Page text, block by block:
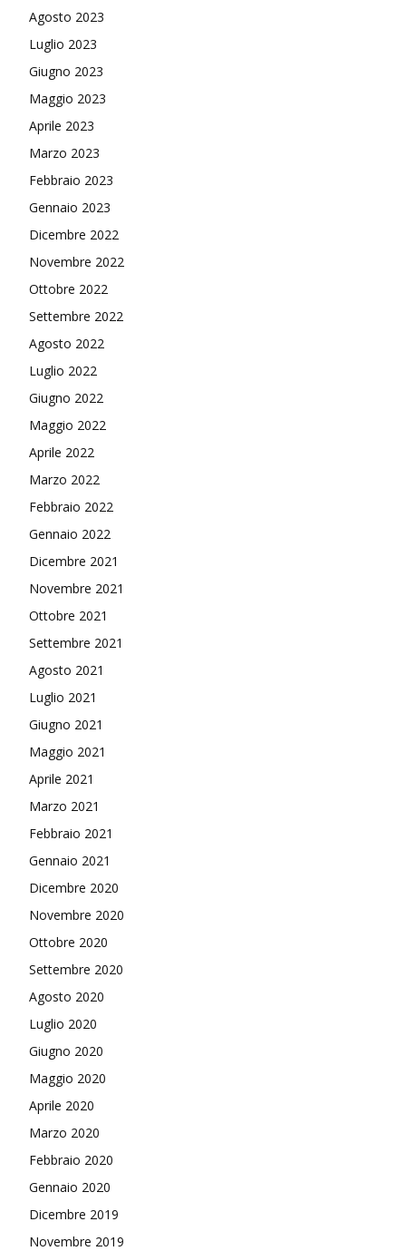
Agosto 2023
Luglio 2023
Giugno 2023
Maggio 2023
Aprile 2023
Marzo 2023
Febbraio 2023
Gennaio 2023
Dicembre 2022
Novembre 2022
Ottobre 2022
Settembre 2022
Agosto 2022
Luglio 2022
Giugno 2022
Maggio 2022
Aprile 2022
Marzo 2022
Febbraio 2022
Gennaio 2022
Dicembre 2021
Novembre 2021
Ottobre 2021
Settembre 2021
Agosto 2021
Luglio 2021
Giugno 2021
Maggio 2021
Aprile 2021
Marzo 2021
Febbraio 2021
Gennaio 2021
Dicembre 2020
Novembre 2020
Ottobre 2020
Settembre 2020
Agosto 2020
Luglio 2020
Giugno 2020
Maggio 2020
Aprile 2020
Marzo 2020
Febbraio 2020
Gennaio 2020
Dicembre 2019
Novembre 2019